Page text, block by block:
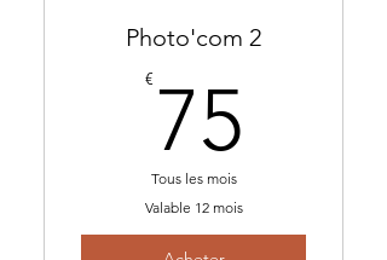
Photo'com 2
€ 75
Tous les mois
Valable 12 mois